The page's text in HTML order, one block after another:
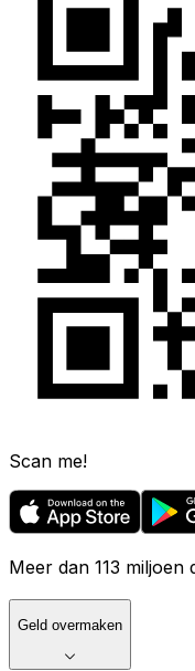
Scan me!
Meer dan 113
Geld overmaken